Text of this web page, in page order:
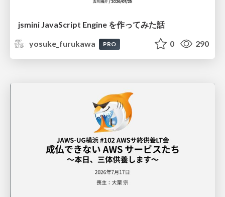
jsmini JavaScript Engine を作ってみた話
yosuke_furukawa
PRO 0 290